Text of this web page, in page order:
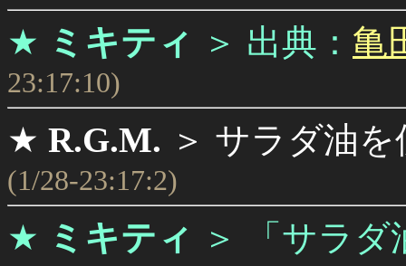
★ ミキティ ＞ 出典： 亀
23:17:10)
★ R.G.M. ＞ サラダ油
(1/28-23:17:2)
★ ミキティ ＞
「サラ